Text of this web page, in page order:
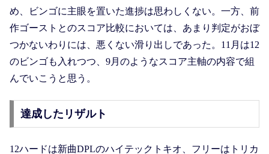
め、ビンゴに主眼を置いた進捗は思わしくない。一方、前
作ゴーストとのスコア比較においては、あまり判定がおぼ
つかないわりには、悪くない滑り出しであった。11月は12
のビンゴも入れつつ、9月のようなスコア主軸の内容で組
んでいこうと思う。
達成したリザルト
12ハードは新曲DPLのハイテックトキオ、フリーはトリカ